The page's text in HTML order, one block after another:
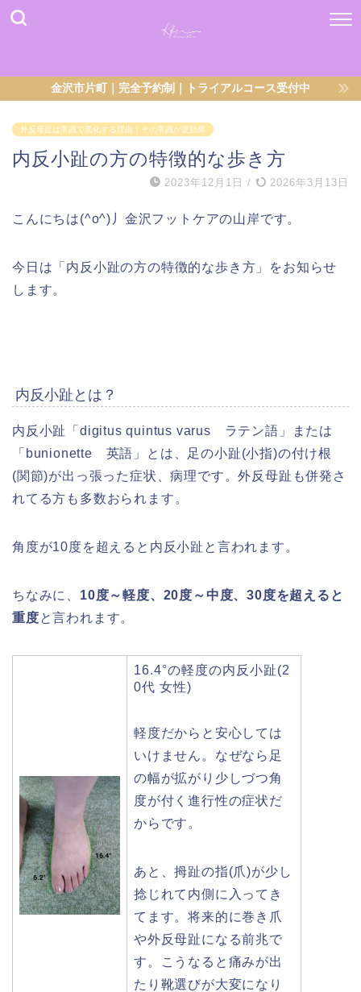
金沢市片町｜完全予約制｜トライアルコース受付中
外反母趾は常識で悪化する理由｜その常識が逆効果
内反小趾の方の特徴的な歩き方
2023年12月1日 / 2026年3月13日
こんにちは(^o^)丿金沢フットケアの山岸です。
今日は「内反小趾の方の特徴的な歩き方」をお知らせ
します。
内反小趾とは？
内反小趾「digitus quintus varus ラテン語」または
「bunionette 英語」とは、足の小趾(小指)の付け根
(関節)が出っ張った症状、病理です。外反母趾も併発さ
れてる方も多数おられます。
角度が10度を超えると内反小趾と言われます。
ちなみに、 10度～軽度、20度～中度、30度を超えると
重度と言われます。
16.4°の軽度の内反小趾(2
0代 女性)
軽度だからと安心しては
いけません。なぜなら足
の幅が拡がり少しづつ角
度が付く進行性の症状だ
からです。
あと、拇趾の指(爪)が少し
捻じれて内側に入ってき
てます。将来的に巻き爪
や外反母趾になる前兆で
す。こうなると痛みが出
たり靴選びが大変になり